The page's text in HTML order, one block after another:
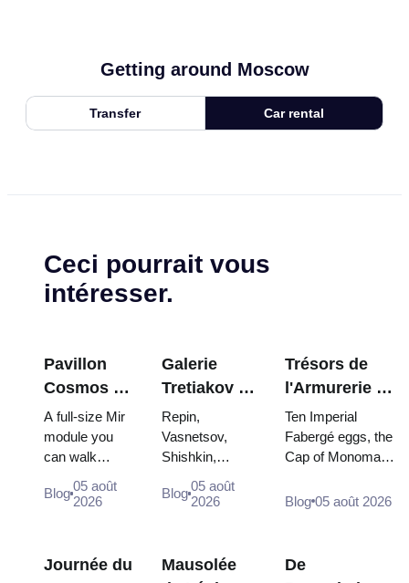
Getting around Moscow
Transfer Car rental
Ceci pourrait vous
intéresser.
Pavillon
Cosmos à
VDNKh : À
l'intérieur
de la plus
grande
exposition
Russie
A full-size Mir
module you
can walk
Energia–Buran
descent
Blog05 août
2026
Galerie
Tretiakov :
Les chefs-
d'œuvre à
ne pas
manquer
Repin,
Vasnetsov,
Shishkin,
and Surikov —
where they
Blog05 août
2026
Trésors de
l'Armurerie du
Kremlin :
œufs Fabergé,
trônes et
couronnement
Ten Imperial
Fabergé eggs, the
Cap of Monomakh,
of two boy tsars
Catherine...
Blog 05 août 2026
Journée du
Mausolée
De